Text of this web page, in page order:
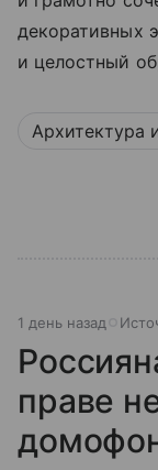
декоративных
и целостный
Архитектура
1 день назад
праве